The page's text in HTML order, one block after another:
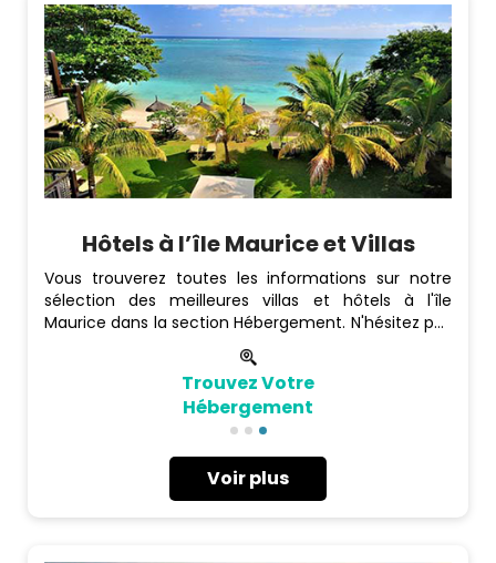
Hôtels à l’île Maurice et Villas
Vous trouverez toutes les informations sur notre
sélection des meilleures villas et hôtels à l'île
Maurice dans la section Hébergement. N'hésitez pas
à la consulter!
Trouvez Votre
Hébergement
Voir plus